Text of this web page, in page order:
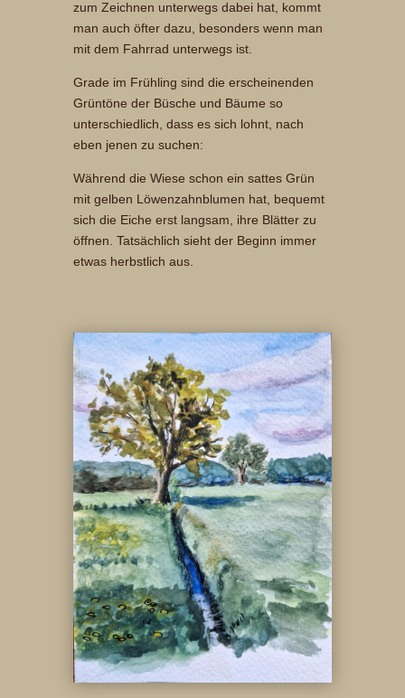
zum Zeichnen unterwegs dabei hat, kommt
man auch öfter dazu, besonders wenn man
mit dem Fahrrad unterwegs ist.
Grade im Frühling sind die erscheinenden
Grüntöne der Büsche und Bäume so
unterschiedlich, dass es sich lohnt, nach
eben jenen zu suchen:
Während die Wiese schon ein sattes Grün
mit gelben Löwenzahnblumen hat, bequemt
sich die Eiche erst langsam, ihre Blätter zu
öffnen. Tatsächlich sieht der Beginn immer
etwas herbstlich aus.